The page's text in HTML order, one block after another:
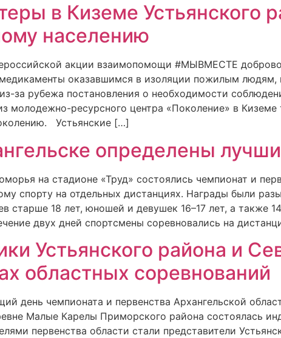
в Киземе Устьянского
населению
акции взаимопомощи #МЫВМЕСТЕ
оказавшимся в изоляции пожилым людям,
за рубежа постановления о необходимости
молодежно-ресурсного центра «Поколение» в
Устьянские […]
определены
на стадионе «Труд» состоялись чемпионат и
спорту на отдельных дистанциях. Награды были
старше 18 лет, юношей и девушек 16–17 лет, а также
двух дней спортсмены соревновались на
Устьянского района и
областных соревнований
день чемпионата и первенства Архангельской
Малые Карелы Приморского района состоялась
первенства области стали представители